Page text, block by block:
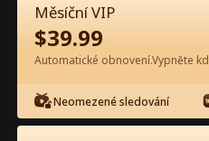
maminku zpět
Měsíční VIP
$39.99
Automatické obnovení.Vypněte
Neomezené sledování